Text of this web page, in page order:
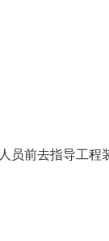
员前去指导工程